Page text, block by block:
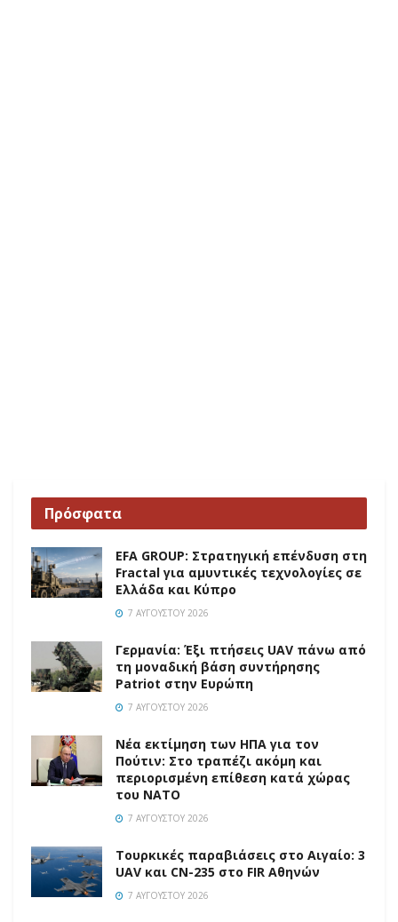
Πρόσφατα
EFA GROUP: Στρατηγική επένδυση στη
Fractal για αμυντικές τεχνολογίες σε
Ελλάδα και Κύπρο
7 ΑΥΓΟΎΣΤΟΥ 2026
Γερμανία: Έξι πτήσεις UAV πάνω από
τη μοναδική βάση συντήρησης
Patriot στην Ευρώπη
7 ΑΥΓΟΎΣΤΟΥ 2026
Νέα εκτίμηση των ΗΠΑ για τον
Πούτιν: Στο τραπέζι ακόμη και
περιορισμένη επίθεση κατά χώρας
του ΝΑΤΟ
7 ΑΥΓΟΎΣΤΟΥ 2026
Τουρκικές παραβιάσεις στο Αιγαίο: 3
UAV και CN-235 στο FIR Αθηνών
7 ΑΥΓΟΎΣΤΟΥ 2026